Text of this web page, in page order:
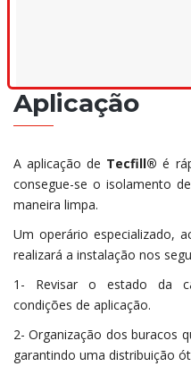
Aplicação
A aplicação de Tecfill® é
consegue-se o isolamento
maneira limpa.
Um operário especializado,
realizará a instalação nos
1- Revisar o estado da
condições de aplicação.
2- Organização dos buracos
garantindo uma distribuição